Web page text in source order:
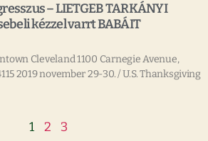
– LIETGEB TARKÁNYI
kézzel varrt BABÁIT
Cleveland 1100 Carnegie Avenue,
2019 november 29-30. / U.S. Thanksgiving
1 2 3